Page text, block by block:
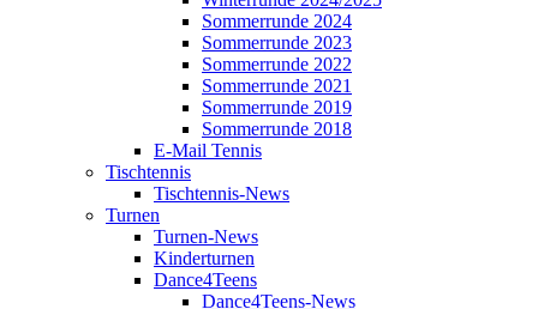
Sommerrunde 2024
Sommerrunde 2023
Sommerrunde 2022
Sommerrunde 2021
Sommerrunde 2019
Sommerrunde 2018
E-Mail Tennis
Tischtennis
Tischtennis-News
Turnen
Turnen-News
Kinderturnen
Dance4Teens
Dance4Teens-News